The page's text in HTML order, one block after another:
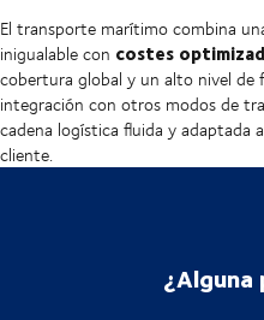
El transporte marítimo combina
inigualable con costes
cobertura global y un alto nivel de
integración con otros modos de
cadena logística fluida y adaptada
cliente.